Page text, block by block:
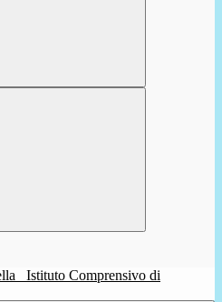
Istituto Comprensivo di